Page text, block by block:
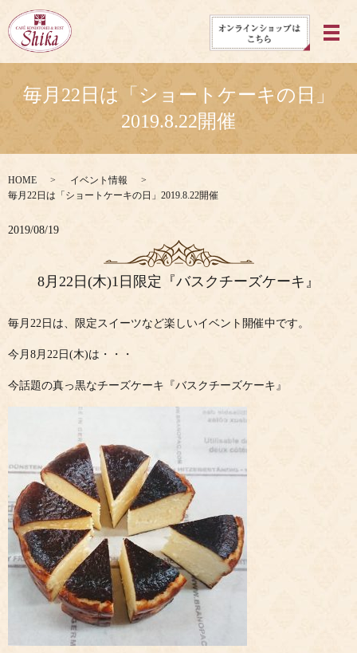
メ
毎月22日は「ショートケーキの日」
2019.8.22開催
HOME
イベント情報
毎月22日は「ショートケーキの日」2019.8.22開催
2019/08/19
8月22日(木)1日限定『バスクチーズケーキ』
毎月22日は、限定スイーツなど楽しいイベント開催中です。
今月8月22日(木)は・・・
今話題の真っ黒なチーズケーキ『バスクチーズケーキ』